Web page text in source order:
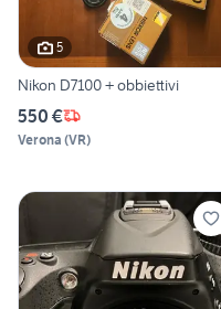
5
Nikon D7100 + obbiettivi
550 €
Verona (VR)